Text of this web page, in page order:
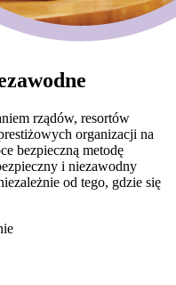
rządów, resortów
organizacji na
bezpieczną metodę
i niezawodny
od tego, gdzie się